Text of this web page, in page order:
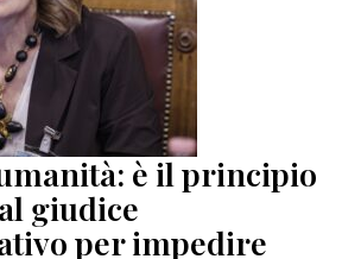
è il principio
giudice
per impedire